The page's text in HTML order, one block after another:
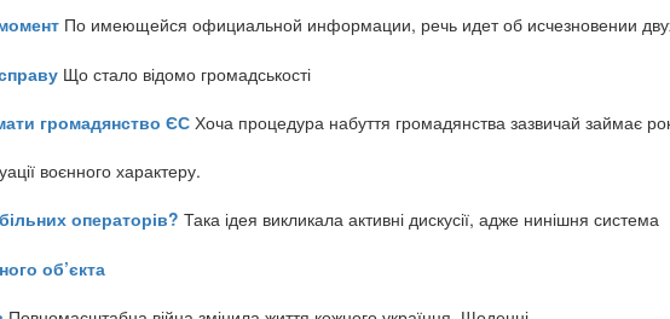
По имеющейся официальной информации, речь идет об исчезновении
Що стало відомо громадськості
громадянство ЄС Хоча процедура набуття громадянства зазвичай займає
воєнного характеру.
операторів? Така ідея викликала активні дискусії, адже нинішня система
об’єкта